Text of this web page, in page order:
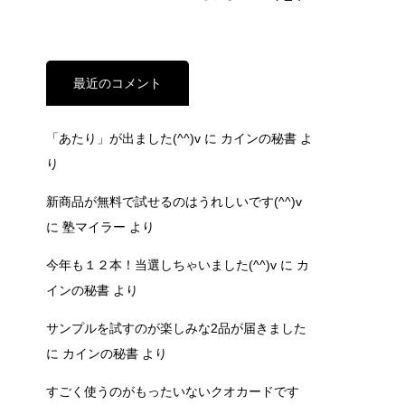
最近のコメント
「あたり」が出ました(^^)v に カインの秘書 よ
り
新商品が無料で試せるのはうれしいです(^^)v
に 塾マイラー より
今年も１２本！当選しちゃいました(^^)v に カ
インの秘書 より
サンプルを試すのが楽しみな2品が届きました
に カインの秘書 より
すごく使うのがもったいないクオカードです